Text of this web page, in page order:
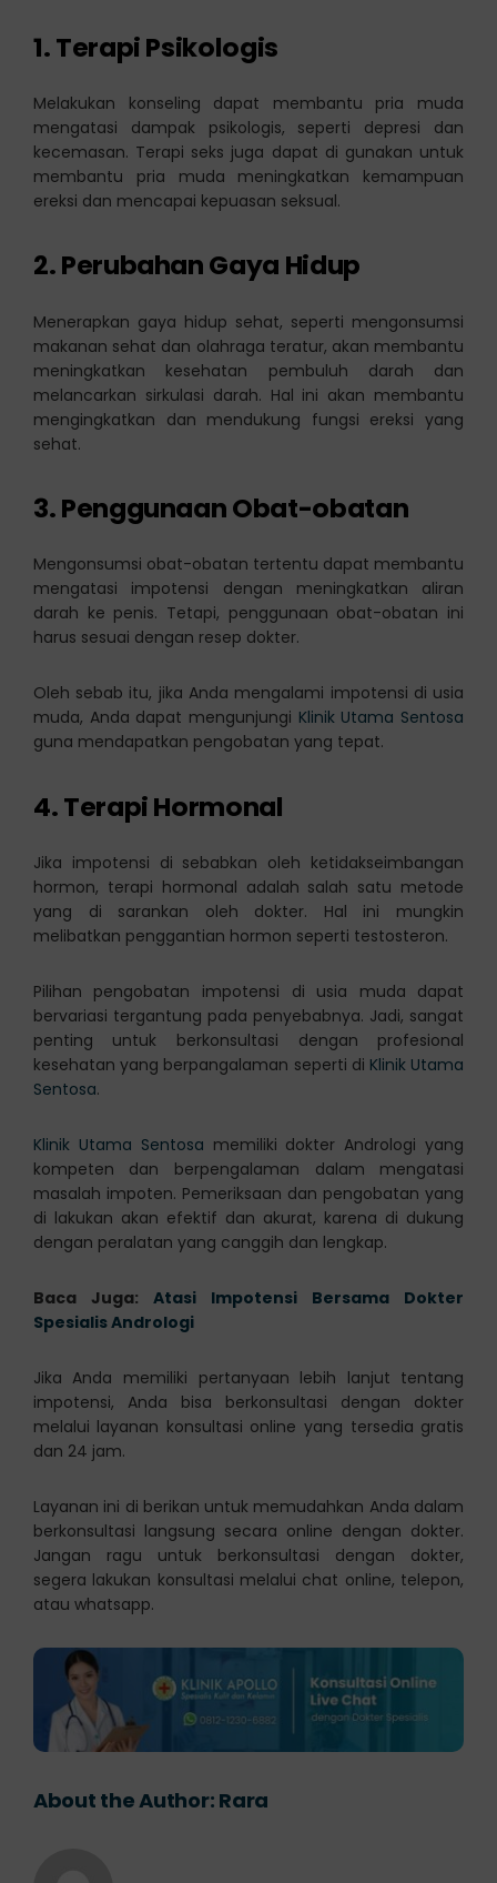
1. Terapi Psikologis
Melakukan konseling dapat membantu pria muda
mengatasi dampak psikologis, seperti depresi dan
kecemasan. Terapi seks juga dapat di gunakan untuk
membantu pria muda meningkatkan kemampuan
ereksi dan mencapai kepuasan seksual.
2. Perubahan Gaya Hidup
Menerapkan gaya hidup sehat, seperti mengonsumsi
makanan sehat dan olahraga teratur, akan membantu
meningkatkan kesehatan pembuluh darah dan
melancarkan sirkulasi darah. Hal ini akan membantu
mengingkatkan dan mendukung fungsi ereksi yang
sehat.
3. Penggunaan Obat-obatan
Mengonsumsi obat-obatan tertentu dapat membantu
mengatasi impotensi dengan meningkatkan aliran
darah ke penis. Tetapi, penggunaan obat-obatan ini
harus sesuai dengan resep dokter.
Oleh sebab itu, jika Anda mengalami impotensi di usia
muda, Anda dapat mengunjungi Klinik Utama Sentosa
guna mendapatkan pengobatan yang tepat.
4. Terapi Hormonal
Jika impotensi di sebabkan oleh ketidakseimbangan
hormon, terapi hormonal adalah salah satu metode
yang di sarankan oleh dokter. Hal ini mungkin
melibatkan penggantian hormon seperti testosteron.
Pilihan pengobatan impotensi di usia muda dapat
bervariasi tergantung pada penyebabnya. Jadi, sangat
penting untuk berkonsultasi dengan profesional
kesehatan yang berpangalaman seperti di Klinik Utama
Sentosa.
Klinik Utama Sentosa memiliki dokter Andrologi yang
kompeten dan berpengalaman dalam mengatasi
masalah impoten. Pemeriksaan dan pengobatan yang
di lakukan akan efektif dan akurat, karena di dukung
dengan peralatan yang canggih dan lengkap.
Baca Juga: Atasi Impotensi Bersama Dokter
Spesialis Andrologi
Jika Anda memiliki pertanyaan lebih lanjut tentang
impotensi, Anda bisa berkonsultasi dengan dokter
melalui layanan konsultasi online yang tersedia gratis
dan 24 jam.
Layanan ini di berikan untuk memudahkan Anda dalam
berkonsultasi langsung secara online dengan dokter.
Jangan ragu untuk berkonsultasi dengan dokter,
segera lakukan konsultasi melalui chat online, telepon,
atau whatsapp.
About the Author: Rara